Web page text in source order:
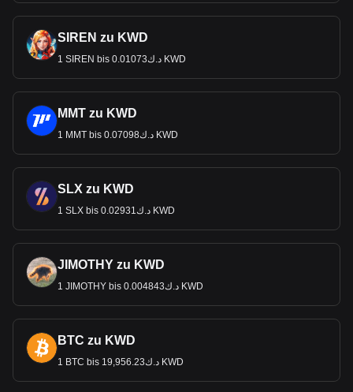
SIREN zu KWD
1 SIREN bis د.ك0.01073 KWD
MMT zu KWD
1 MMT bis د.ك0.07098 KWD
SLX zu KWD
1 SLX bis د.ك0.02931 KWD
JIMOTHY zu KWD
1 JIMOTHY bis د.ك0.004843 KWD
BTC zu KWD
1 BTC bis د.ك19,956.23 KWD